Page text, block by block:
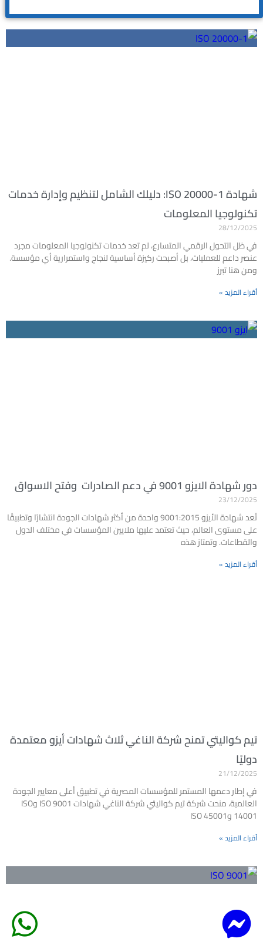
شهادة ISO 20000-1: دليلك الشامل لتنظيم وإدارة خدمات
تكنولوجيا المعلومات
28/12/2025
في ظل التحول الرقمي المتسارع، لم تعد خدمات تكنولوجيا المعلومات مجرد
عنصر داعم للعمليات، بل أصبحت ركيزة أساسية لنجاح واستمرارية أي مؤسسة.
ومن هنا تبرز
أقراء المزيد »
دور شهادة الايزو 9001 في دعم الصادرات وفتح الاسواق
23/12/2025
تُعد شهادة الأيزو 9001:2015 واحدة من أكثر شهادات الجودة انتشارًا وتطبيقًا
على مستوى العالم، حيث تعتمد عليها ملايين المؤسسات في مختلف الدول
والقطاعات. وتمتاز هذه
أقراء المزيد »
تيم كواليتي تمنح شركة الناغي ثلاث شهادات أيزو معتمدة
دوليًا
21/12/2025
في إطار دعمها المستمر للمؤسسات المصرية في تطبيق أعلى معايير الجودة
العالمية، منحت شركة تيم كواليتي شركة الناغي شهادات ISO 9001 وISO
14001 وISO 45001
أقراء المزيد »